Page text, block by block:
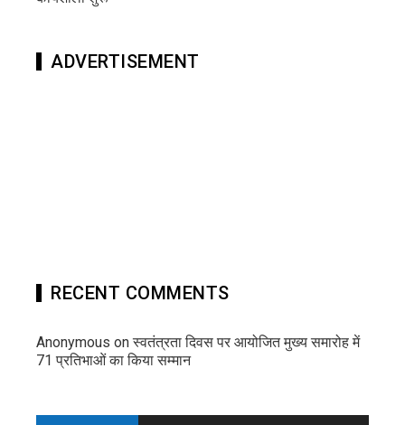
ADVERTISEMENT
RECENT COMMENTS
Anonymous onस्वतंत्रता दिवस पर आयोजित मुख्य समारोह में
71 प्रतिभाओं का किया सम्मान